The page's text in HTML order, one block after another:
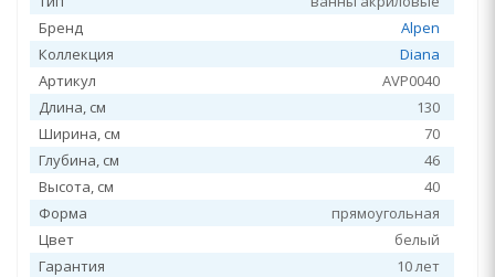
Бренд
Alpen
Коллекция
Diana
Артикул
AVP0040
Длина, см
130
Ширина, см
70
Глубина, см
46
Высота, см
40
Форма
прямоугольная
Цвет
белый
Гарантия
10 лет